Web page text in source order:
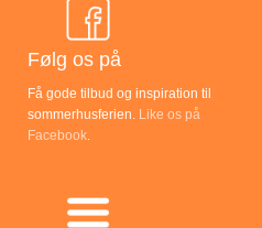
Følg os på
Få gode tilbud og inspiration til
sommerhusferien. Like os på
Facebook.